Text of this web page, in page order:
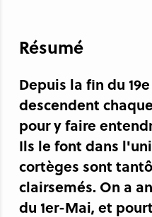
Résumé
Depuis la fin du
descendent
pour y faire
Ils le font dans
cortèges sont
clairsemés. On a
du 1er-Mai, et